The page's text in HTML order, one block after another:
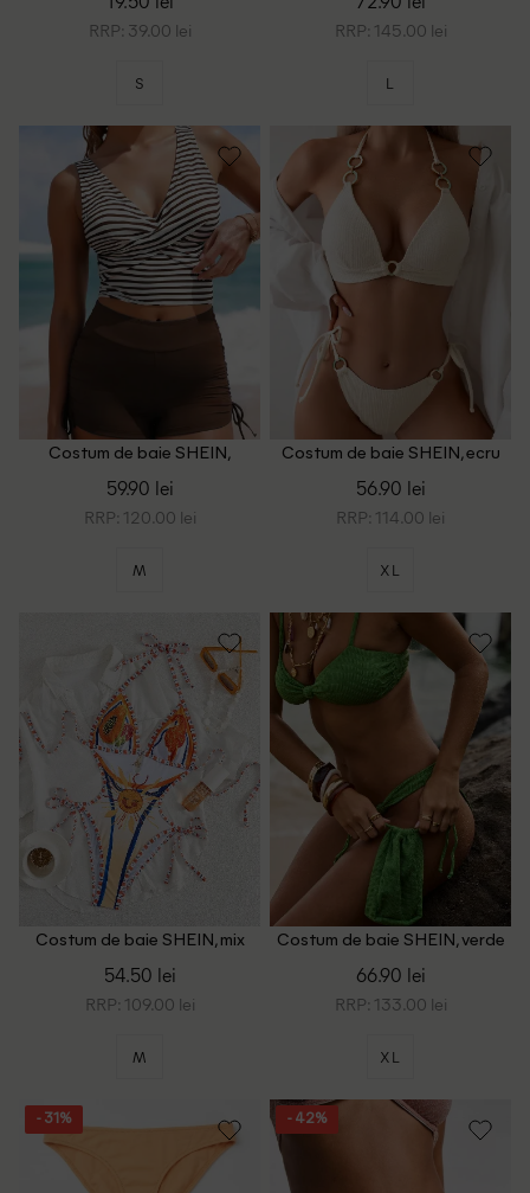
RRP: 39.00 lei
S
RRP: 145.00 lei
L
Costum de baie SHEIN,
59.90 lei
RRP: 120.00 lei
M
Costum de baie SHEIN, ecru
56.90 lei
RRP: 114.00 lei
XL
Costum de baie SHEIN, mix
54.50 lei
RRP: 109.00 lei
M
Costum de baie SHEIN, verde
66.90 lei
RRP: 133.00 lei
XL
- 31% - 42%